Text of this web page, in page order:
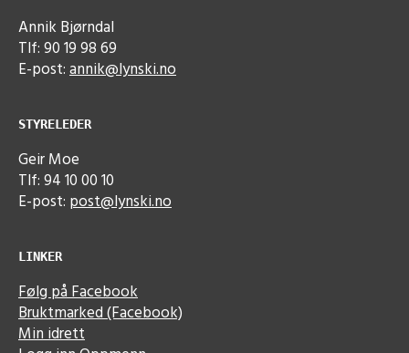
Annik Bjørndal
Tlf: 90 19 98 69
E-post:annik@lynski.no
STYRELEDER
Geir Moe
Tlf: 94 10 00 10
E-post: post@lynski.no
LINKER
Følg på Facebook
Bruktmarked (Facebook)
Min idrett